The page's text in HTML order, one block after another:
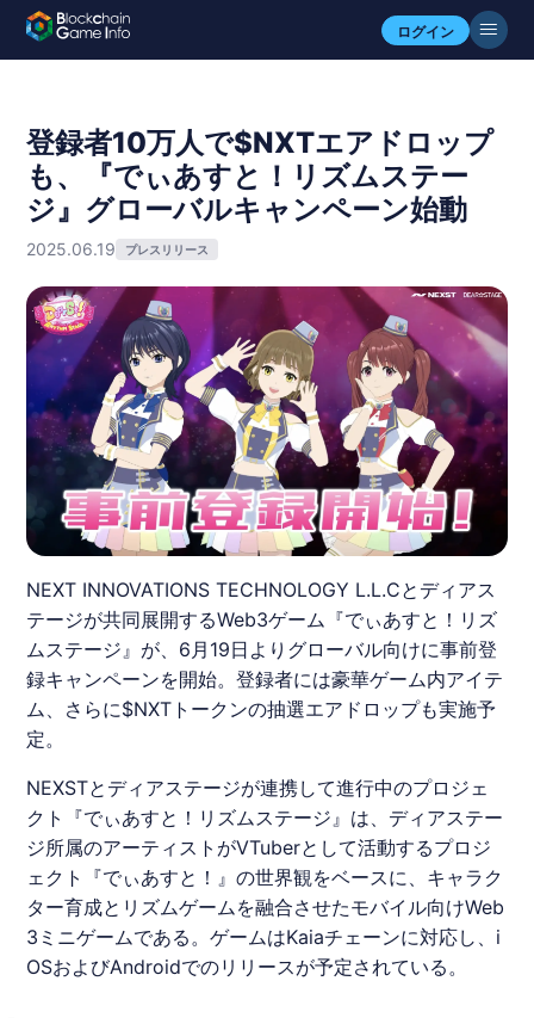
ログイン
登録者10万人で$NXTエアドロップ
も、『でぃあすと！リズムステー
ジ』グローバルキャンペーン始動
2025.06.19 プレスリリース
NEXT INNOVATIONS TECHNOLOGY L.L.Cとディアス
テージが共同展開するWeb3ゲーム『でぃあすと！リズ
ムステージ』が、6月19日よりグローバル向けに事前登
録キャンペーンを開始。登録者には豪華ゲーム内アイテ
ム、さらに$NXTトークンの抽選エアドロップも実施予
定。
NEXSTとディアステージが連携して進行中のプロジェ
クト『でぃあすと！リズムステージ 』は、ディアステー
ジ所属のアーティストがVTuberとして活動するプロジ
ェクト『でぃあすと！』の世界観をベースに、キャラク
ター育成とリズムゲームを融合させたモバイル向けWeb
3ミニゲームである。ゲームはKaiaチェーンに対応し、i
OSおよびAndroidでのリリースが予定されている。